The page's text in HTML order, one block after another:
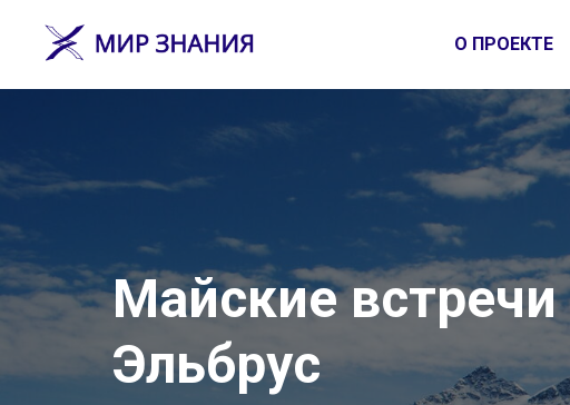
О ПРОЕКТЕ
Майские встречи
Эльбрус